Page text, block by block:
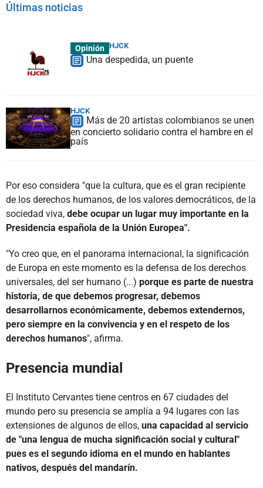
Últimas noticias
Opinión HJCK
Una despedida, un puente
HJCK
Más de 20 artistas colombianos se unen
en concierto solidario contra el hambre en el
país
Por eso considera "que la cultura, que es el gran recipiente
de los derechos humanos, de los valores democráticos, de la
sociedad viva, debe ocupar un lugar muy importante en la
Presidencia española de la Unión Europea".
"Yo creo que, en el panorama internacional, la significación
de Europa en este momento es la defensa de los derechos
universales, del ser humano (...) porque es parte de nuestra
historia, de que debemos progresar, debemos
desarrollarnos económicamente, debemos extendernos,
pero siempre en la convivencia y en el respeto de los
derechos humanos", afirma.
Presencia mundial
El Instituto Cervantes tiene centros en 67 ciudades del
mundo pero su presencia se amplía a 94 lugares con las
extensiones de algunos de ellos, una capacidad al servicio
de "una lengua de mucha significación social y cultural"
pues es el segundo idioma en el mundo en hablantes
nativos, después del mandarín.